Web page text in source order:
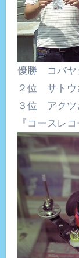
優勝 コバヤ
２位 サトウ
３位 アクツ
『コースレコ